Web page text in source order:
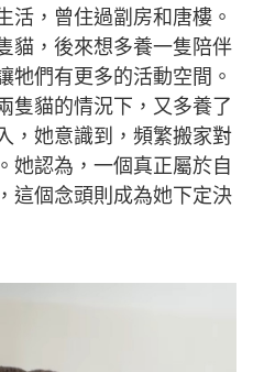
活，曾住過劏房和唐樓。
貓，後來想多養一隻陪伴
牠們有更多的活動空間。
隻貓的情況下，又多養了
，她意識到，頻繁搬家對
她認為，一個真正屬於自
這個念頭則成為她下定決